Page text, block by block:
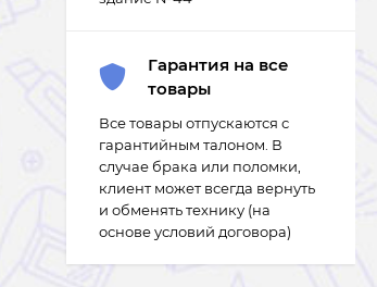
Гарантия на все
товары
Все товары отпускаются с
гарантийным талоном. В
случае брака или поломки,
клиент может всегда вернуть
и обменять технику (на
основе условий договора)